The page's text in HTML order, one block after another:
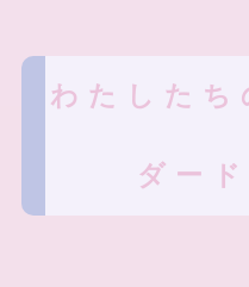
わたしたち
ダー